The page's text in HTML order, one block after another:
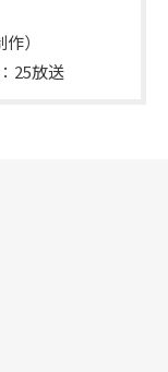
）
25放送